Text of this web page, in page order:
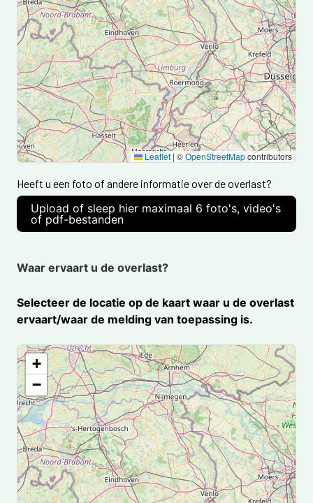
Accepteer de functionele cookies om de kaart te laden,
of ververs de pagina na het accepteren.
Leaflet | ©OpenStreetMapcontributors
Heeft u een foto of andere informatie over de overlast?
Upload of sleep hier maximaal 6 foto's, video's
of pdf-bestanden
Waar ervaart u de overlast?
Selecteer de locatie op de kaart waar u de overlast
ervaart/waar de melding van toepassing is.
Accepteer de functionele cookies om de kaart te laden.
+
−